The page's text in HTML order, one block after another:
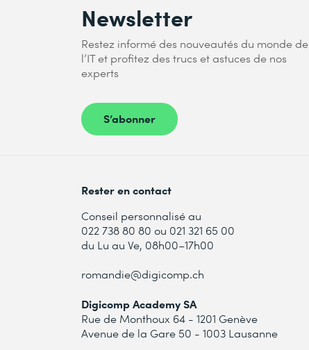
Newsletter
Restez informé des nouveautés du monde de
l’IT et profitez des trucs et astuces de nos
experts
S’abonner
Rester en contact
Conseil personnalisé au
022 738 80 80 ou 021 321 65 00
du Lu au Ve, 08h00–17h00
romandie@digicomp.ch
Digicomp Academy SA
Rue de Monthoux 64 - 1201 Genève
Avenue de la Gare 50 - 1003 Lausanne